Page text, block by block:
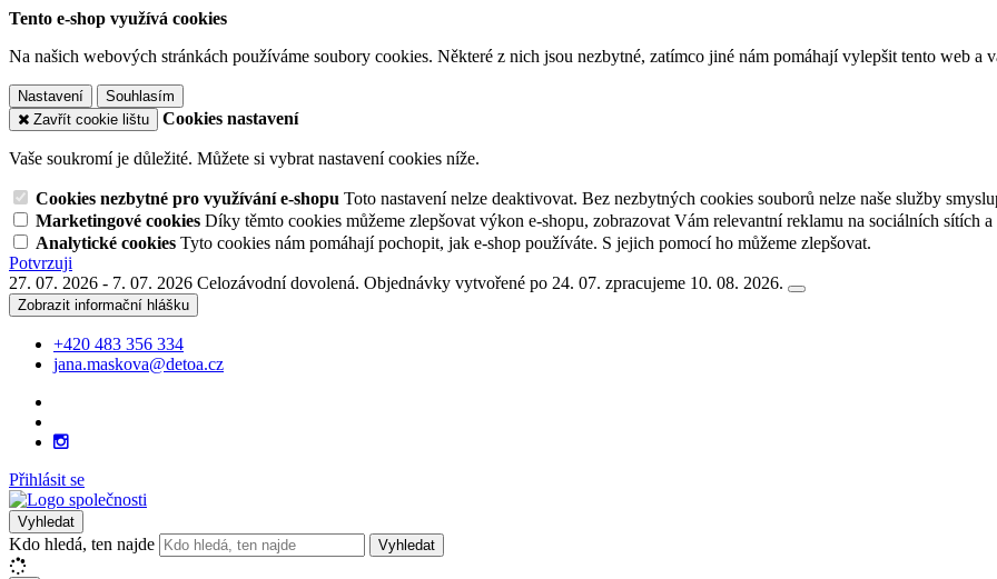
Tento e-shop využívá cookies
Na našich webových stránkách používáme soubory cookies. Některé z nich jsou nezbytné, zatímco jiné nám pomáhají vylepšit tento web a
Nastavení
Souhlasím
Zavřít cookie lištu
Cookies nastavení
Vaše soukromí je důležité. Můžete si vybrat nastavení cookies níže.
Cookies nezbytné pro využívání e-shopu Toto nastavení nelze deaktivovat. Bez nezbytných cookies souborů nelze naše služby
Marketingové cookies Díky těmto cookies můžeme zlepšovat výkon e-shopu, zobrazovat Vám relevantní reklamu na sociálních sítích
Analytické cookies Tyto cookies nám pomáhají pochopit, jak e-shop používáte. S jejich pomocí ho můžeme zlepšovat.
Potvrzuji
27. 07. 2026 - 7. 07. 2026 Celozávodní dovolená. Objednávky vytvořené po 24. 07. zpracujeme 10. 08. 2026.
Zobrazit informační hlášku
+420 483 356 334
jana.maskova@detoa.cz
Přihlásit se
Vyhledat
Kdo hledá, ten najde Vyhledat